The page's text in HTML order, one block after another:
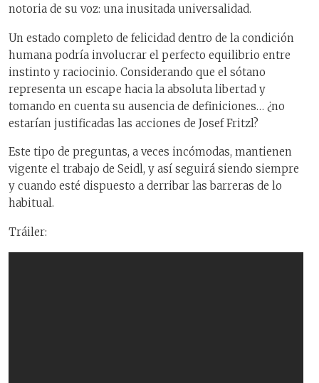
notoria de su voz: una inusitada universalidad.
Un estado completo de felicidad dentro de la condición
humana podría involucrar el perfecto equilibrio entre
instinto y raciocinio. Considerando que el sótano
representa un escape hacia la absoluta libertad y
tomando en cuenta su ausencia de definiciones… ¿no
estarían justificadas las acciones de Josef Fritzl?
Este tipo de preguntas, a veces incómodas, mantienen
vigente el trabajo de Seidl, y así seguirá siendo siempre
y cuando esté dispuesto a derribar las barreras de lo
habitual.
Tráiler: